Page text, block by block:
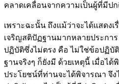
คลาดเคลื่อนจากความเป็นผู้ที่มีป
เพราะฉะนั้น ถึงแม้ว่าจะได้แสดง
เจริญสติปัฏฐานมากหลายประกา
ปฏิบัติซึ่งไม่ตรง คือ ไม่ใช่ข้อปฏิบั
ฐานจริงๆ ก็ยังมี ด้วยเหตุนี้ เมื่อไ
ประโยชน์ที่ท่านจะได้พิจารณา จึง